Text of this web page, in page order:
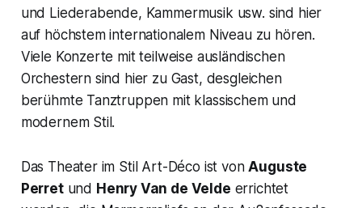
und Liederabende, Kammermusik usw. sind hier
auf höchstem internationalem Niveau zu hören.
Viele Konzerte mit teilweise ausländischen
Orchestern sind hier zu Gast, desgleichen
berühmte Tanztruppen mit klassischem und
modernem Stil.
Das Theater im Stil Art-Déco ist vonAuguste
Perretund Henry Van de Velde errichtet